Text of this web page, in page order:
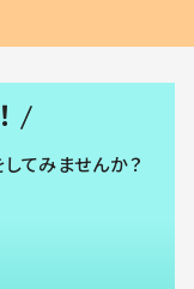
てみませんか？